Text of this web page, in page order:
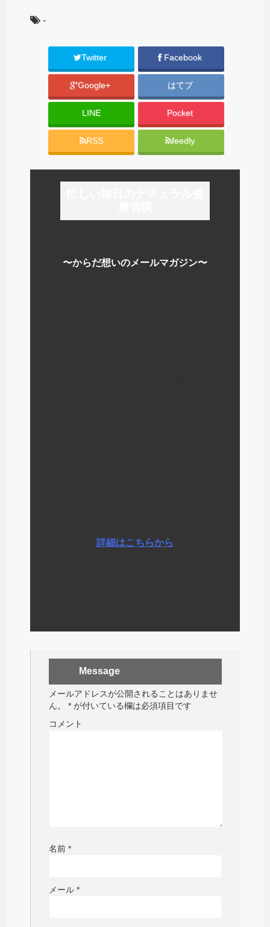
-
Twitter Facebook
Google+ はてブ
LINE Pocket
RSS feedly
〜からだ想いのメールマガジン〜
詳細はこちらから
Message
メールアドレスが公開されることはありませ
ん。
* が付いている欄は必須項目です
コメント
名前 *
メール *